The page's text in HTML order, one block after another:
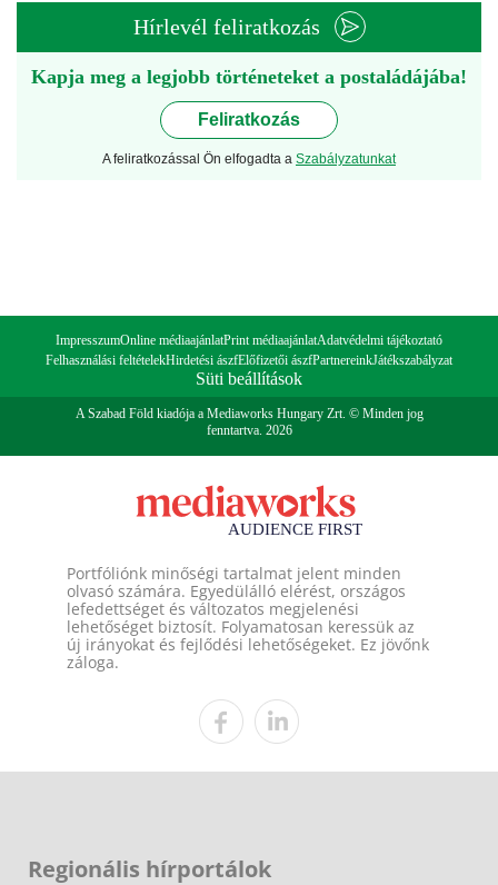
Hírlevél feliratkozás
Kapja meg a legjobb történeteket a postaládájába!
Feliratkozás
A feliratkozással Ön elfogadta a Szabályzatunkat
ImpresszumOnline médiaajánlatPrint médiaajánlatAdatvédelmi tájékoztató
Felhasználási feltételekHirdetési ászfElőfizetői ászfPartnereinkJátékszabályzat
Süti beállítások
A Szabad Föld kiadója a Mediaworks Hungary Zrt. © Minden jog
fenntartva. 2026
Portfóliónk minőségi tartalmat jelent minden
olvasó számára. Egyedülálló elérést, országos
lefedettséget és változatos megjelenési
lehetőséget biztosít. Folyamatosan keressük az
új irányokat és fejlődési lehetőségeket. Ez jövőnk
záloga.
Regionális hírportálok